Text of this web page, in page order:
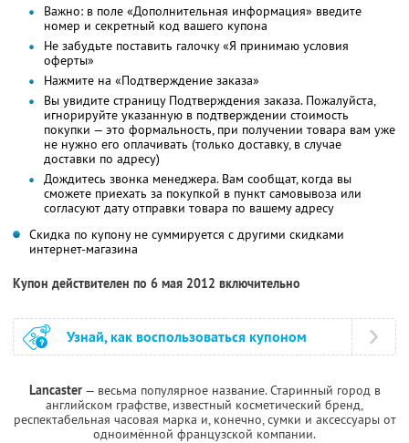
Важно: в поле «Дополнительная информация» введите
номер и секретный код вашего купона
Не забудьте поставить галочку «Я принимаю условия
оферты»
Нажмите на «Подтверждение заказа»
Вы увидите страницу Подтверждения заказа. Пожалуйста,
игнорируйте указанную в подтверждении стоимость
покупки — это формальность, при получении товара вам уже
не нужно его оплачивать (только доставку, в случае
доставки по адресу)
Дождитесь звонка менеджера. Вам сообщат, когда вы
сможете приехать за покупкой в пункт самовывоза или
согласуют дату отправки товара по вашему адресу
Скидка по купону не суммируется с другими скидками
интернет-магазина
Купон действителен по 6 мая 2012 включительно
Узнай, как воспользоваться купоном
Lancaster— весьма популярное название. Старинный город в
английском графстве, известный косметический бренд,
респектабельная часовая марка и, конечно, сумки и аксессуары от
одноимённой французской компании.